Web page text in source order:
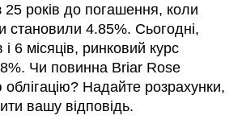
25 років до погашення, коли
становили 4.85%. Сьогодні,
і 6 місяців, ринковий курс
Чи повинна Briar Rose
Надайте розрахунки,
вашу відповідь.